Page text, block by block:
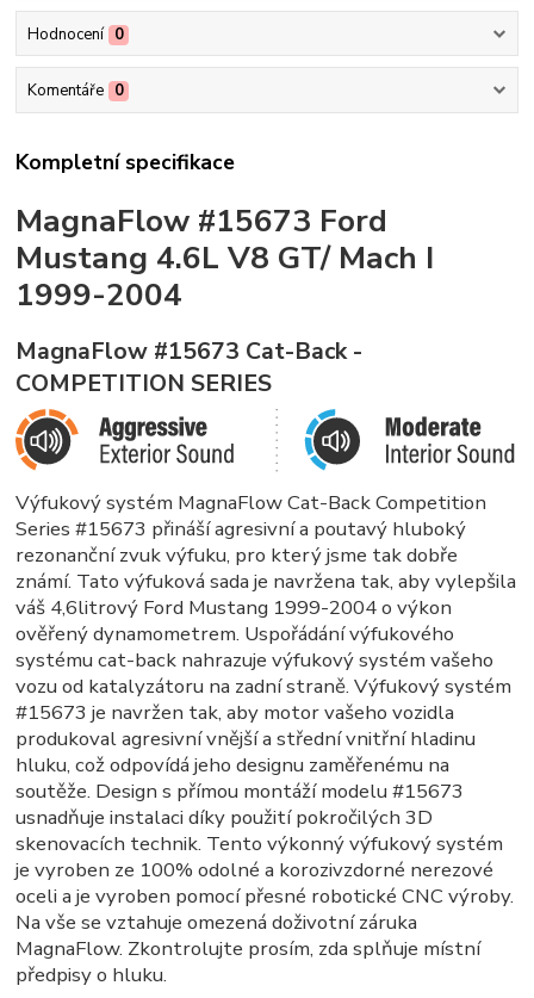
Hodnocení 0
Komentáře 0
Kompletní specifikace
MagnaFlow #15673 Ford
Mustang 4.6L V8 GT/ Mach I
1999-2004
MagnaFlow #15673 Cat-Back -
COMPETITION SERIES
Výfukový systém MagnaFlow Cat-Back Competition
Series #15673 přináší agresivní a poutavý hluboký
rezonanční zvuk výfuku, pro který jsme tak dobře
známí. Tato výfuková sada je navržena tak, aby vylepšila
váš 4,6litrový Ford Mustang 1999-2004 o výkon
ověřený dynamometrem. Uspořádání výfukového
systému cat-back nahrazuje výfukový systém vašeho
vozu od katalyzátoru na zadní straně. Výfukový systém
#15673 je navržen tak, aby motor vašeho vozidla
produkoval agresivní vnější a střední vnitřní hladinu
hluku, což odpovídá jeho designu zaměřenému na
soutěže. Design s přímou montáží modelu #15673
usnadňuje instalaci díky použití pokročilých 3D
skenovacích technik. Tento výkonný výfukový systém
je vyroben ze 100% odolné a korozivzdorné nerezové
oceli a je vyroben pomocí přesné robotické CNC výroby.
Na vše se vztahuje omezená doživotní záruka
MagnaFlow. Zkontrolujte prosím, zda splňuje místní
předpisy o hluku.